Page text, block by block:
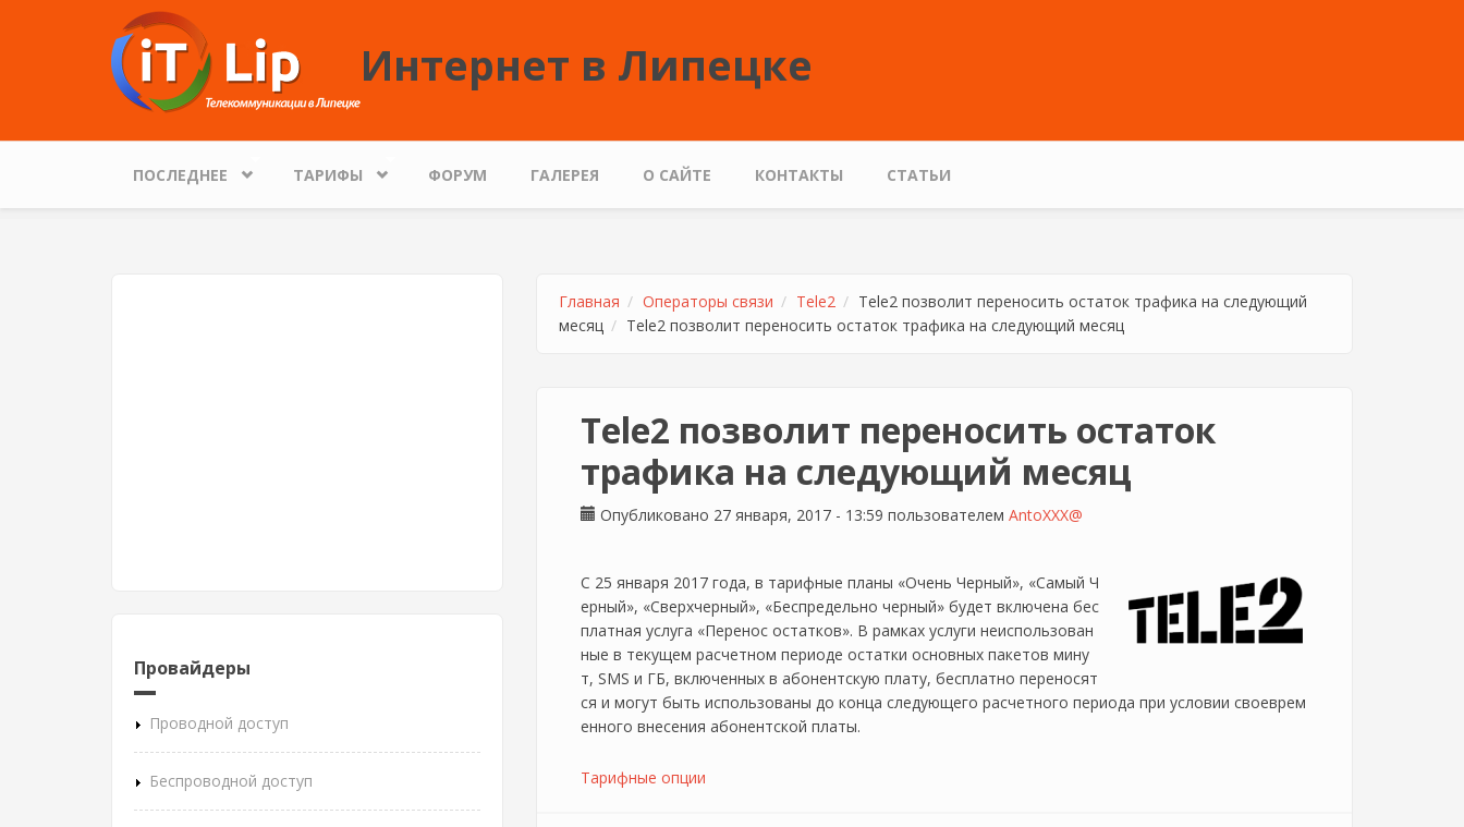
Перейти к основному содержанию
Интернет в Липецке
ПОСЛЕДНЕЕ ТАРИФЫ ФОРУМ ГАЛЕРЕЯ О САЙТЕ КОНТАКТЫ СТАТЬИ
Провайдеры
Проводной доступ
Беспроводной доступ
Главная Операторы связи Tele2
Tele2 позволит переносить остаток трафика на следующий
месяц
Tele2 позволит переносить остаток трафика на следующий месяц
Tele2 позволит переносить остаток
трафика на следующий месяц
Опубликовано 27 января, 2017 - 13:59 пользователем AntoXXX@
С 25 января 2017 года, в тарифные планы «Очень Черный», «Самый Ч
ерный», «Сверхчерный», «Беспредельно черный» будет включена бес
платная услуга «Перенос остатков». В рамках услуги неиспользован
ные в текущем расчетном периоде остатки основных пакетов мину
т, SMS и ГБ, включенных в абонентскую плату, бесплатно переносят
ся и могут быть использованы до конца следующего расчетного периода при условии своеврем
енного внесения абонентской платы.
Тарифные опции